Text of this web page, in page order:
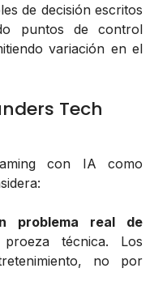
de decisión escritos
puntos de control
variación en el
Tech
con IA como
problema real de
técnica. Los
no por